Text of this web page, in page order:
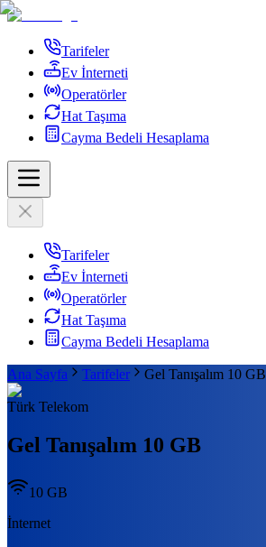
Tarifeler
Ev İnterneti
Operatörler
Hat Taşıma
Cayma Bedeli Hesaplama
Tarifeler
Ev İnterneti
Operatörler
Hat Taşıma
Cayma Bedeli Hesaplama
Ana Sayfa Tarifeler Gel Tanışalım 10 GB
Türk Telekom
Gel Tanışalım 10 GB
10 GB
İnternet